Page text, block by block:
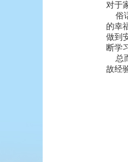
对于
俗
的幸
做到
断学
总
故经